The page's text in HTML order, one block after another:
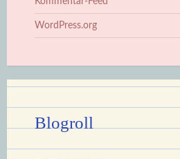
WordPress.org
Blogroll